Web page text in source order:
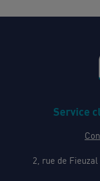
Service
2, rue de Fieuzal